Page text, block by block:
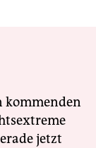
kommenden
jetzt